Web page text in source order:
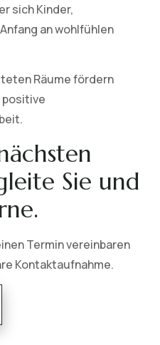
sich Kinder,
an wohlfühlen
Räume fördern
positive
Sie und
Termin vereinbaren
Kontaktaufnahme.